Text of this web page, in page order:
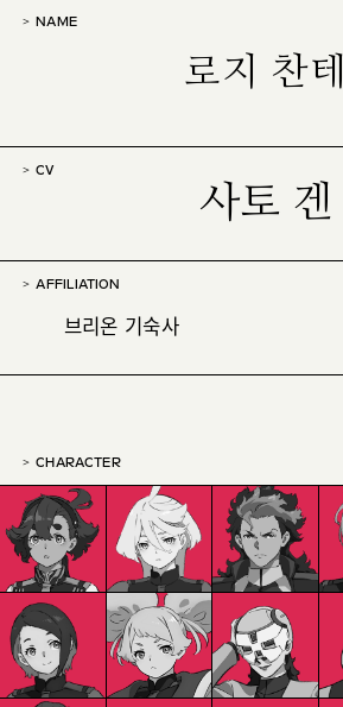
NAME
로지 찬테
CV
사토 겐
AFFILIATION
브리온 기숙사
CHARACTER